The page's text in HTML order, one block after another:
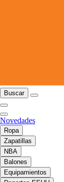
Buscar
Novedades
Ropa
Zapatillas
NBA
Balones
Equipamientos